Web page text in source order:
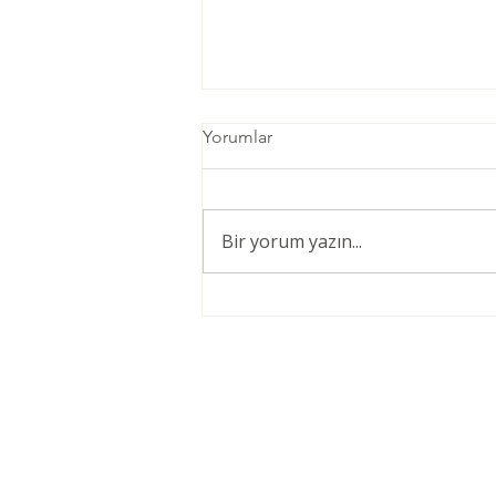
Yorumlar
Bir yorum yazın...